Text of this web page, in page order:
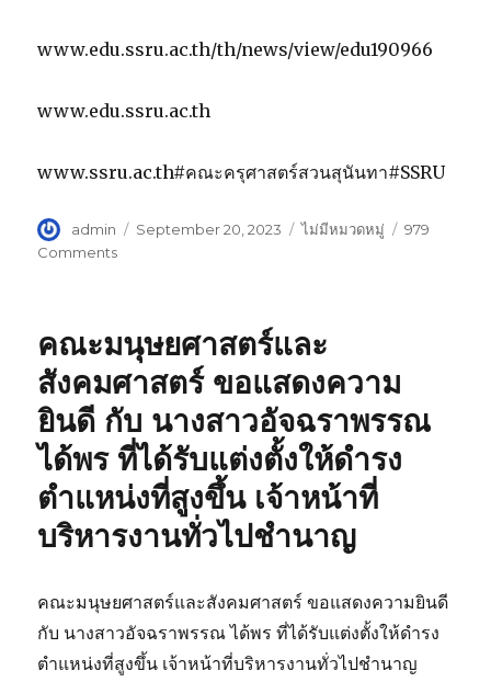
www.edu.ssru.ac.th/th/news/view/edu190966
www.edu.ssru.ac.th
www.ssru.ac.th#คณะครุศาสตร์สวนสุนันทา#SSRU
Author
admin
Posted
September 20, 2023 Categories
ไม่มีหมวดหมู่
979
Comments
ร่วม
การ
ประชุม
คณะ
กรรมการ
บริหาร
กองทุน
เพื่อ
พัฒนา
หน่วย
ครุศาสตร์
ที่
1/2566
คณะมนุษยศาสตร์และ
สังคมศาสตร์ ขอแสดงความ
ยินดี กับ นางสาวอัจฉราพรรณ
ได้พร ที่ได้รับแต่งตั้งให้ดำรง
ตำแหน่งที่สูงขึ้น เจ้าหน้าที่
บริหารงานทั่วไปชำนาญ
คณะมนุษยศาสตร์และสังคมศาสตร์ ขอแสดงความยินดี
กับ นางสาวอัจฉราพรรณ ได้พร ที่ได้รับแต่งตั้งให้ดำรง
ตำแหน่งที่สูงขึ้น เจ้าหน้าที่บริหารงานทั่วไปชำนาญ